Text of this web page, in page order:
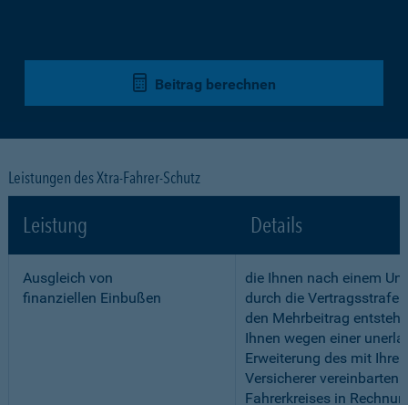
Beitrag berechnen
Leistungen des Xtra-Fahrer-Schutz
Leistung Details
Ausgleich von
finanziellen Einbußen
die Ihnen nach einem
durch die Vertragsstrafe
den Mehrbeitrag
Ihnen wegen einer
Erweiterung des mit
Versicherer vereinbarten
Fahrerkreises in